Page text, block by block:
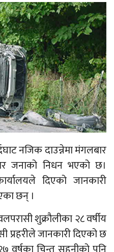
नजिक दाउन्नेमा मंगलबार
जनाको निधन भएको छ।
दिएको जानकारी
छन् ।
शुक्रौलीका २८ वर्षीय
प्रहरीले जानकारी दिएको छ